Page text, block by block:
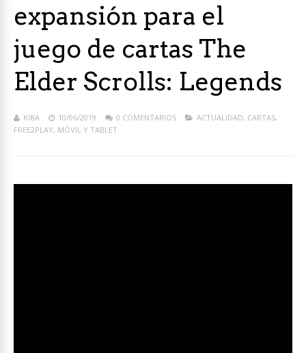
expansión para el
juego de cartas The
Elder Scrolls: Legends
KIBA 10/06/2019 0 COMENTARIOS ACTUALIDAD, CARTAS,
FREE2PLAY, MÓVIL Y TABLET